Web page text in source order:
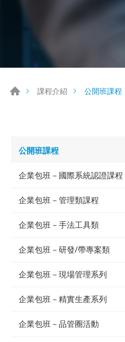
課程介紹 公開班課程
公開班課程
企業包班－國際系統認證課程
企業包班－管理類課程
企業包班－手法工具類
企業包班－研發/帶專案類
企業包班－現場管理系列
企業包班－精實生產系列
企業包班－品管圈活動